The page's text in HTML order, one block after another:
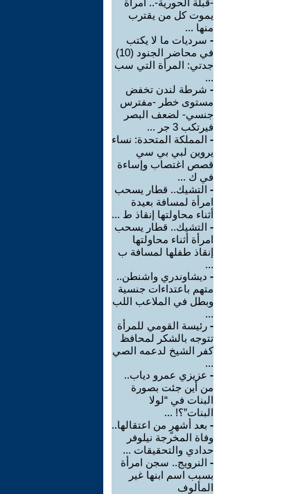
-قبلة الحورية-.. امرأة
يموت كل من يقترب
منها ...
- سرديات ما لا يكتب
في محاضر الجنود (10)
جدتي: المرأة التي سب
...
- شرطة لندن تخفض
مستوى خطر -مفترس
جنسي- لضعف البصر
فيرتكب 3 جر ...
- المملكة المتحدة: نساء
يروين لبي بي سي
قصص اغتصاب وإساءة
في ك ...
- التشيك.. قطار يسحب
امرأة لمسافة بعيدة
أثناء محاولتها إنقاذ ط ...
- التشيك.. قطار يسحب
امرأة أثناء محاولتها
إنقاذ طفلها لمسافة ب
...
- ديشاوندري واشنطن..
متهم باعتداءات جنسية
وبطل في الملاعب اللب
...
- رئيسة القومي للمرأة
تتوجه بالشكر لمحافظ
كفر الشيخ لدعمه الصي
...
- عزيزي عمرو دياب..
من أين جئت بصورة
البنات في “لولا
البنات”؟! ...
- بعد أشهرٍ من اعتقالها..
وفاة المخرجة نيلوفر
حدادي والتحقيقات ...
- النرويج.. سجن امرأة
بسبب اسم ابنها غير
المألوف